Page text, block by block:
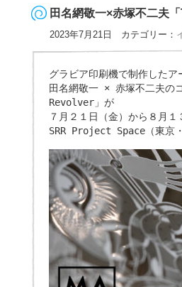
田名網敬一×赤塚不二夫
2023年7月21日 カテゴリー：
グラビア印刷機で制作したア
田名網敬一 × 赤塚不二夫の
Revolver」が
７月２１日（金）から８月１
SRR Project Space（東京・